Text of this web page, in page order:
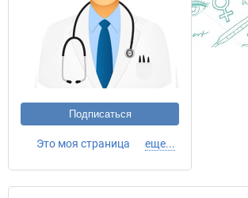
Подписаться
Это моя страница еще...